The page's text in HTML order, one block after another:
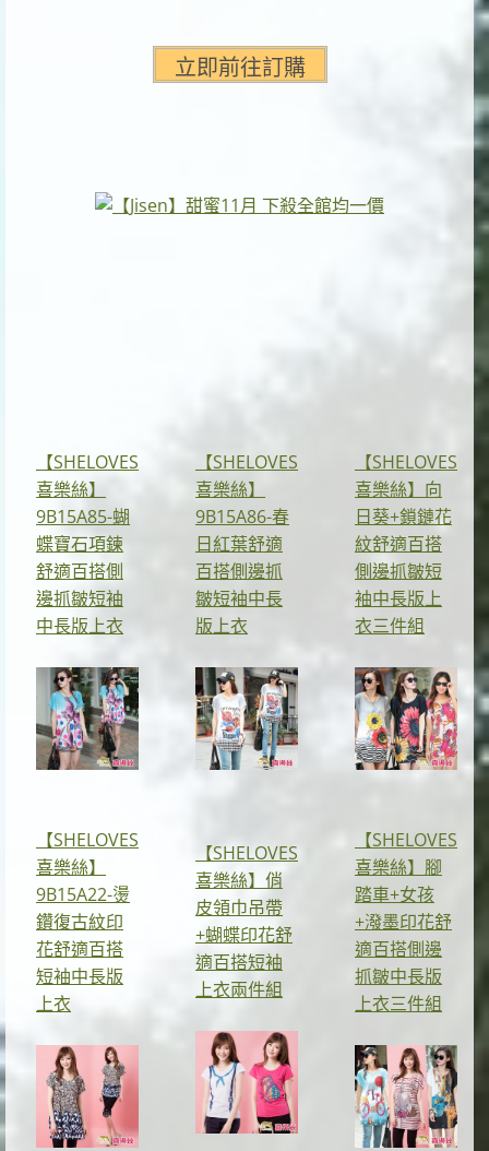
【SHELOVES
喜樂絲】
9B15A85-蝴
蝶寶石項鍊
舒適百搭側
邊抓皺短袖
中長版上衣
【SHELOVES
喜樂絲】
9B15A86-春
日紅葉舒適
百搭側邊抓
皺短袖中長
版上衣
【SHELOVES
喜樂絲】向
日葵+鎖鏈花
紋舒適百搭
側邊抓皺短
袖中長版上
衣三件組
【SHELOVES
喜樂絲】
9B15A22-燙
鑽復古紋印
花舒適百搭
短袖中長版
上衣
【SHELOVES
喜樂絲】俏
皮領巾吊帶
+蝴蝶印花舒
適百搭短袖
上衣兩件組
【SHELOVES
喜樂絲】腳
踏車+女孩
+潑墨印花舒
適百搭側邊
抓皺中長版
上衣三件組